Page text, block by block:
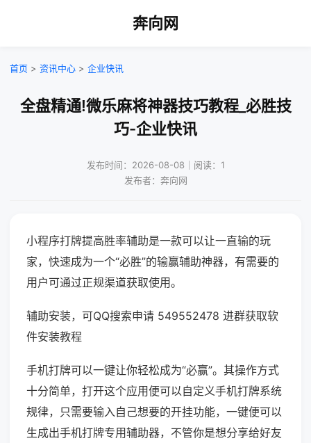
奔向网
首页 > 资讯中心 > 企业快讯
全盘精通!微乐麻将神器技巧教程_必胜技
巧-企业快讯
发布时间：2026-08-08｜阅读：1
发布者：奔向网
小程序打牌提高胜率辅助是一款可以让一直输的玩
家，快速成为一个“必胜”的输赢辅助神器，有需要的
用户可通过正规渠道获取使用。
辅助安装，可QQ搜索申请 549552478 进群获取软
件安装教程
手机打牌可以一键让你轻松成为“必赢”。其操作方式
十分简单，打开这个应用便可以自定义手机打牌系统
规律，只需要输入自己想要的开挂功能，一键便可以
生成出手机打牌专用辅助器，不管你是想分享给好友